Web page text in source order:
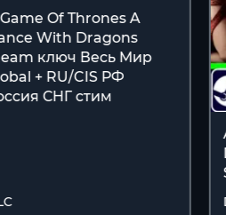
Of Thrones A
With Dragons
ключ Весь Мир
+ RU/CIS РФ
СНГ стим